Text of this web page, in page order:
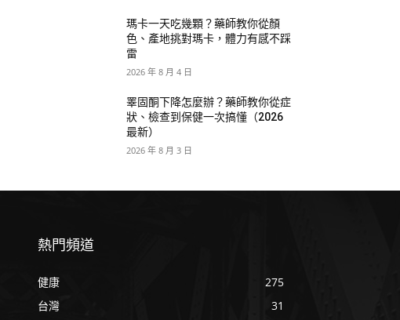
瑪卡一天吃幾顆？藥師教你從顏
色、產地挑對瑪卡，體力有感不踩
雷
2026 年 8 月 4 日
睪固酮下降怎麼辦？藥師教你從症
狀、檢查到保健一次搞懂（2026
最新）
2026 年 8 月 3 日
熱門頻道
健康
275
台灣
31